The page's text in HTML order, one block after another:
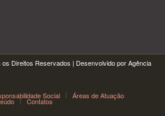
Direitos Reservados | Desenvolvido por Agência
Social Áreas de Atuação
Contatos